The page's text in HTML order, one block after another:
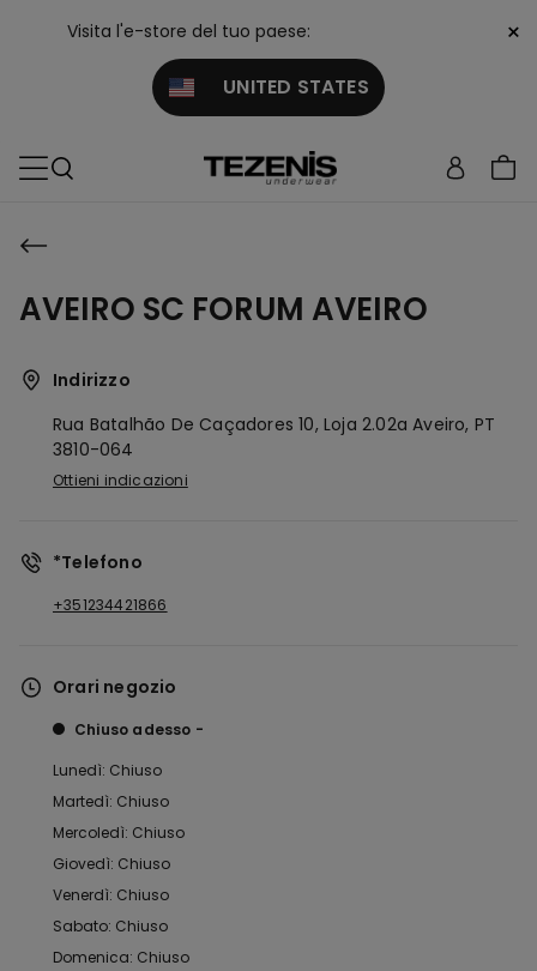
Visita l'e-store del tuo paese:
UNITED STATES
×
AVEIRO SC FORUM AVEIRO
Indirizzo
Rua Batalhão De Caçadores 10, Loja 2.02aAveiro, PT
3810-064
Ottieni indicazioni
*Telefono
+351234421866
Orari negozio
Chiuso adesso
Lunedì: Chiuso
Martedì: Chiuso
Mercoledì: Chiuso
Giovedì: Chiuso
Venerdì: Chiuso
Sabato: Chiuso
Domenica: Chiuso